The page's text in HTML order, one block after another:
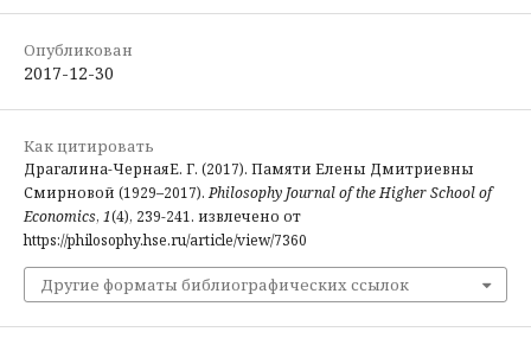
Опубликован
2017-12-30
Как цитировать
Драгалина-ЧернаяЕ. Г. (2017). Памяти Елены Дмитриевны
Смирновой (1929–2017).Philosophy Journal of the Higher School of
Economics, 1(4), 239-241. извлечено от
https://philosophy.hse.ru/article/view/7360
Другие форматы библиографических ссылок